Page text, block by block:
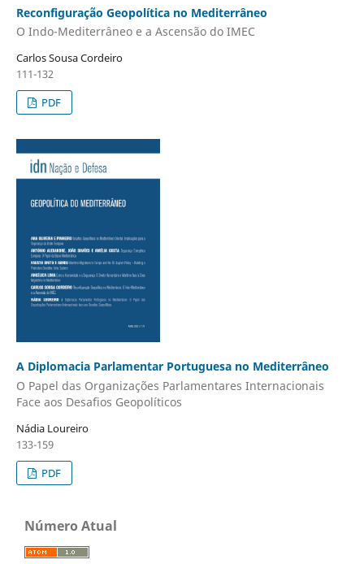
Reconfiguração Geopolítica no Mediterrâneo
O Indo-Mediterrâneo e a Ascensão do IMEC
Carlos Sousa Cordeiro
111-132
PDF
A Diplomacia Parlamentar Portuguesa no Mediterrâneo
O Papel das Organizações Parlamentares Internacionais
Face aos Desafios Geopolíticos​
Nádia Loureiro
133-159
PDF
Número Atual